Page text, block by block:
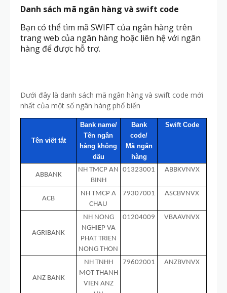
Danh sách mã ngân hàng và swift code
Bạn có thể tìm mã SWIFT của ngân hàng trên
trang web của ngân hàng hoặc liên hệ với ngân
hàng để được hỗ trợ.
Dưới đây là danh sách mã ngân hàng và swift code mới
nhất của một số ngân hàng phổ biến
Tên viết tắt
Bank name/
Tên ngân
hàng không
dấu
Bank
code/
Mã ngân
hàng
Swift Code
ABBANK
NH TMCP AN
BINH
01323001 ABBKVNVX
ACB
NH TMCP A
CHAU
79307001 ASCBVNVX
AGRIBANK
NH NONG
NGHIEP VA
PHAT TRIEN
NONG THON
01204009 VBAAVNVX
ANZ BANK
NH TNHH
MOT THANH
VIEN ANZ
79602001 ANZBVNVX